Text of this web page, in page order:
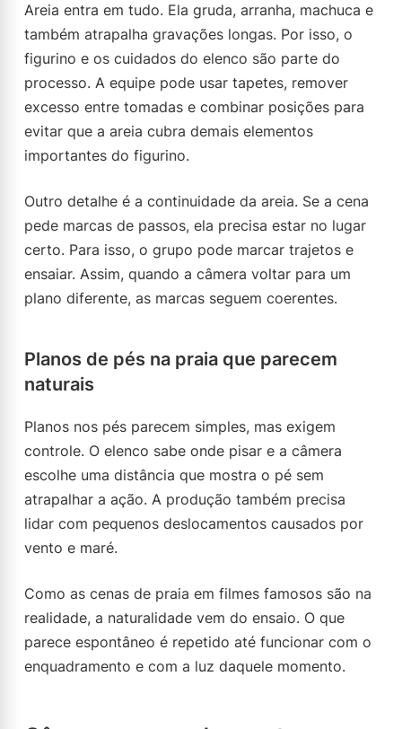
Areia entra em tudo. Ela gruda, arranha, machuca e
também atrapalha gravações longas. Por isso, o
figurino e os cuidados do elenco são parte do
processo. A equipe pode usar tapetes, remover
excesso entre tomadas e combinar posições para
evitar que a areia cubra demais elementos
importantes do figurino.
Outro detalhe é a continuidade da areia. Se a cena
pede marcas de passos, ela precisa estar no lugar
certo. Para isso, o grupo pode marcar trajetos e
ensaiar. Assim, quando a câmera voltar para um
plano diferente, as marcas seguem coerentes.
Planos de pés na praia que parecem
naturais
Planos nos pés parecem simples, mas exigem
controle. O elenco sabe onde pisar e a câmera
escolhe uma distância que mostra o pé sem
atrapalhar a ação. A produção também precisa
lidar com pequenos deslocamentos causados por
vento e maré.
Como as cenas de praia em filmes famosos são na
realidade, a naturalidade vem do ensaio. O que
parece espontâneo é repetido até funcionar com o
enquadramento e com a luz daquele momento.